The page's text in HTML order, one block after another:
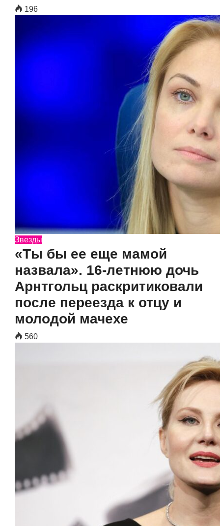
196
Звезды
«Ты бы ее еще мамой
назвала». 16-летнюю дочь
Арнтгольц раскритиковали
после переезда к отцу и
молодой мачехе
560